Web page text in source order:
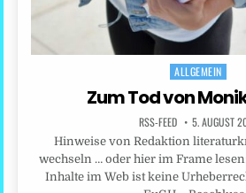
Posted
ALLGEMEIN
Zum Tod von
RSS-FEED 5. AUGUST
Hinweise von Redaktion
wechseln … oder hier im Frame
Inhalte im Web ist keine